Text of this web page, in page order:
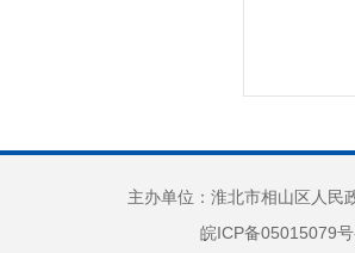
主办单位：淮北市相山区人
皖ICP备05015079